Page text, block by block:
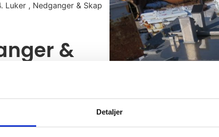
Detaljer
Luker , Nedganger & Skap
&